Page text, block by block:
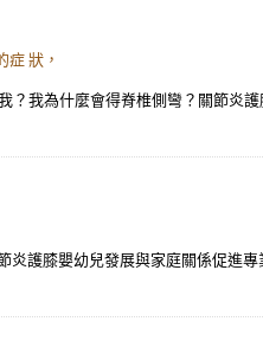
狀，
我為什麼會得脊椎側彎？關節炎
護膝嬰幼兒發展與家庭關係促進